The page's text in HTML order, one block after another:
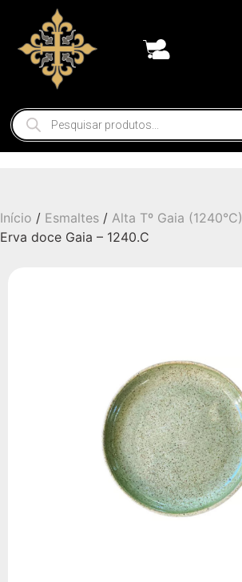
Início / Esmaltes / Alta Tº Gaia (1240°C)
Erva doce Gaia – 1240.C